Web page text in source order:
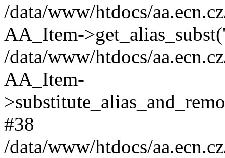
/data/www/htdocs/
AA_Item-
/data/www/htdocs/
AA_Item-
#38
/data/www/htdocs/